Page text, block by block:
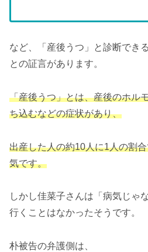
など、「産後うつ」と診断でき
との証言があります。
「産後うつ」とは、産後のホル
ち込むなどの症状があり、
出産した人の約10人に1人の割
気です。
しかし佳菜子さんは「病気じゃ
行くことはなかったそうです。
朴被告の弁護側は、